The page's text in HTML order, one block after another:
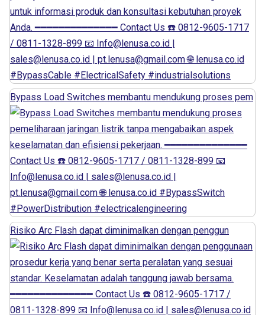
Bypass Load Switches membantu mendukung proses pem
Risiko Arc Flash dapat diminimalkan dengan penggun